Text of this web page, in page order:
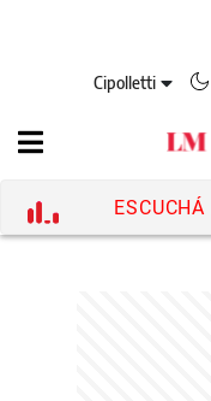
Cipolletti
ESCUCHÁ